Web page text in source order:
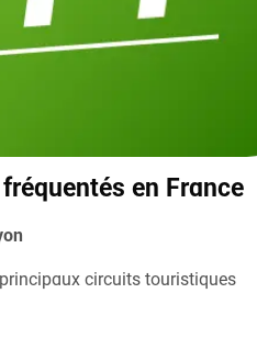
en France
circuits touristiques